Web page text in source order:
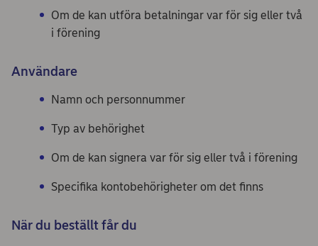
Om de kan utföra betalningar var för sig eller två
i förening
Användare
Namn och personnummer
Typ av behörighet
Om de kan signera var för sig eller två i förening
Specifika kontobehörigheter om det finns
När du beställt får du